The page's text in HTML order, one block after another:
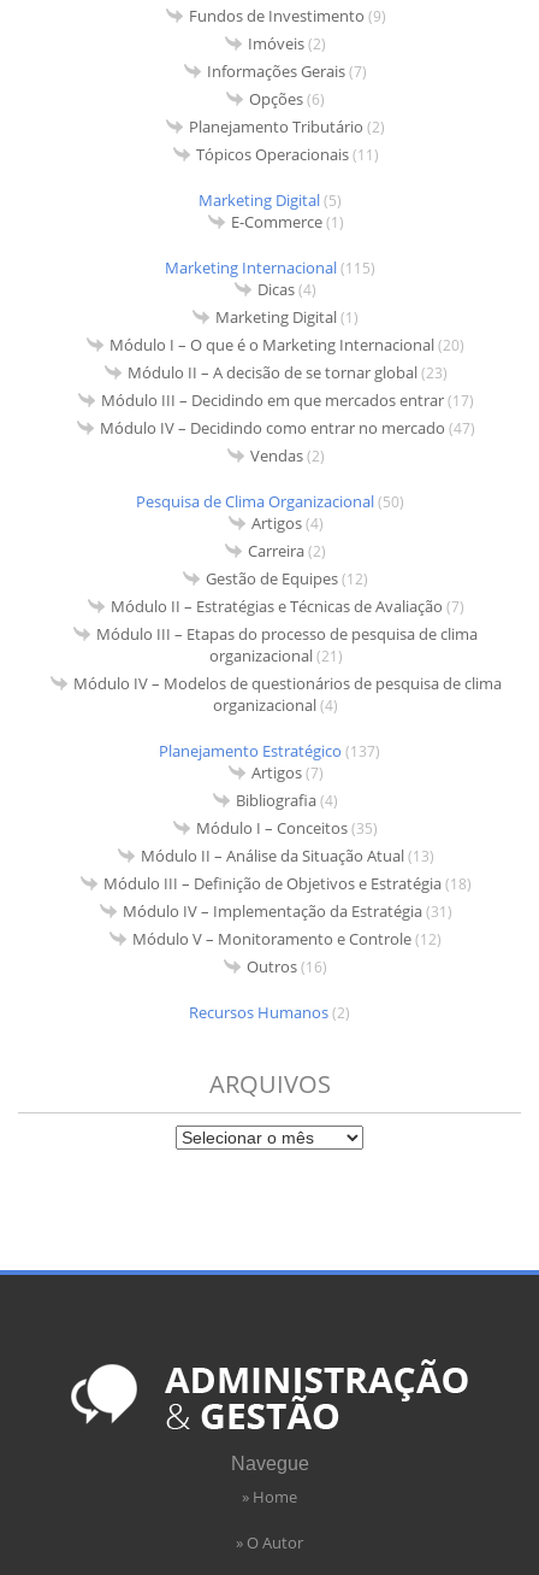
Fundos de Investimento (9)
Imóveis(2)
Informações Gerais(7)
Opções(6)
Planejamento Tributário (2)
Tópicos Operacionais(11)
Marketing Digital(5)
E-Commerce(1)
Marketing Internacional(115)
Dicas(4)
Marketing Digital(1)
Módulo I – O que é o Marketing Internacional(20)
Módulo II – A decisão de se tornar global(23)
Módulo III – Decidindo em que mercados entrar(17)
Módulo IV – Decidindo como entrar no mercado (47)
Vendas(2)
Pesquisa de Clima Organizacional(50)
Artigos(4)
Carreira(2)
Gestão de Equipes(12)
Módulo II – Estratégias e Técnicas de Avaliação (7)
Módulo III – Etapas do processo de pesquisa de clima
organizacional(21)
Módulo IV – Modelos de questionários de pesquisa de clima
organizacional(4)
Planejamento Estratégico (137)
Artigos(7)
Bibliografia(4)
Módulo I – Conceitos(35)
Módulo II – Análise da Situação Atual(13)
Módulo III – Definição de Objetivos e Estratégia(18)
Módulo IV – Implementação da Estratégia(31)
Módulo V – Monitoramento e Controle(12)
Outros(16)
Recursos Humanos(2)
ARQUIVOS
Navegue
» Home
» O Autor